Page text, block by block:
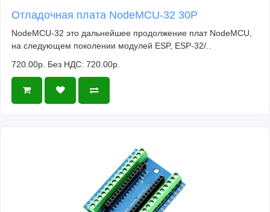
Отладочная плата NodeMCU-32 30P
NodeMCU-32 это дальнейшее продолжение плат NodeMCU,
на следующем поколении модулей ESP, ESP-32/..
720.00р. Без НДС: 720.00р.